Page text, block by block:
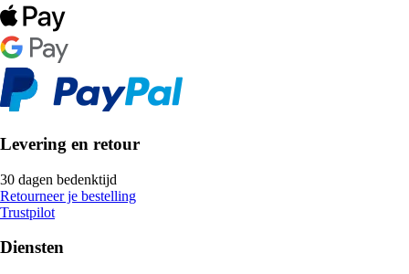
Levering en retour
30 dagen bedenktijd
Retourneer je bestelling
Trustpilot
Diensten